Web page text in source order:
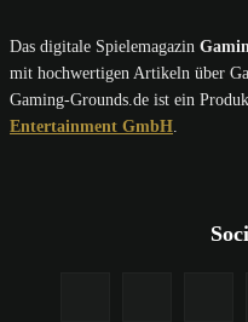
Das digitale Spielemagazin
mit hochwertigen Artikeln über
Gaming-Grounds.de ist ein
Entertainment GmbH